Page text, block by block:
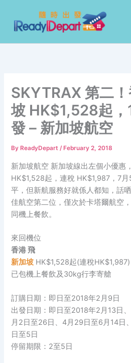
content
SKYTRAX 第二
坡 HK$1,528起，
發 – 新加坡航空
By ReadyDepart/ February 2, 2018
新加坡航空 新加坡線出左個小優惠
HK$1,528起，連稅 HK$1,987，7
平，但新航服務好就係人都知，話
佳航空第二位，僅次於卡塔爾航空
同機上餐飲。
來回機位
香港 飛
新加坡 HK$1,528起(連稅HK$1,987)
已包機上餐飲及30kg行李寄艙
訂購日期：即日至2018年2月9日
出發日期：即日至2018年2月13日
月2日至26日、4月29日至6月14日
日至5日
停留期限：2至5日